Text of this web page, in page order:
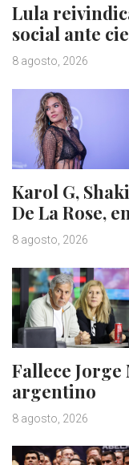
Lula
social ante
8 agosto, 2026
Karol G,
De La Rose,
8 agosto, 2026
Fallece Jorge
argentino
8 agosto, 2026